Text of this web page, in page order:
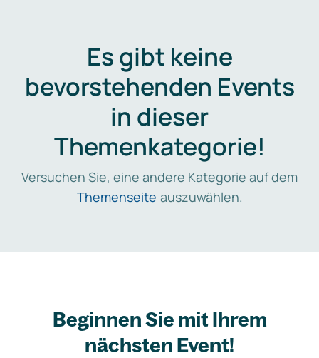
Es gibt keine
bevorstehenden Events
in dieser
Themenkategorie!
Versuchen Sie, eine andere Kategorie auf dem
Themenseite auszuwählen.
Beginnen Sie mit Ihrem
nächsten Event!